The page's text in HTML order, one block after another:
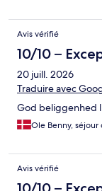
Avis vérifié
10/10 –
20 juill. 2026
Traduire avec
God beliggenhed
Ole Benny, séjour
Avis vérifié